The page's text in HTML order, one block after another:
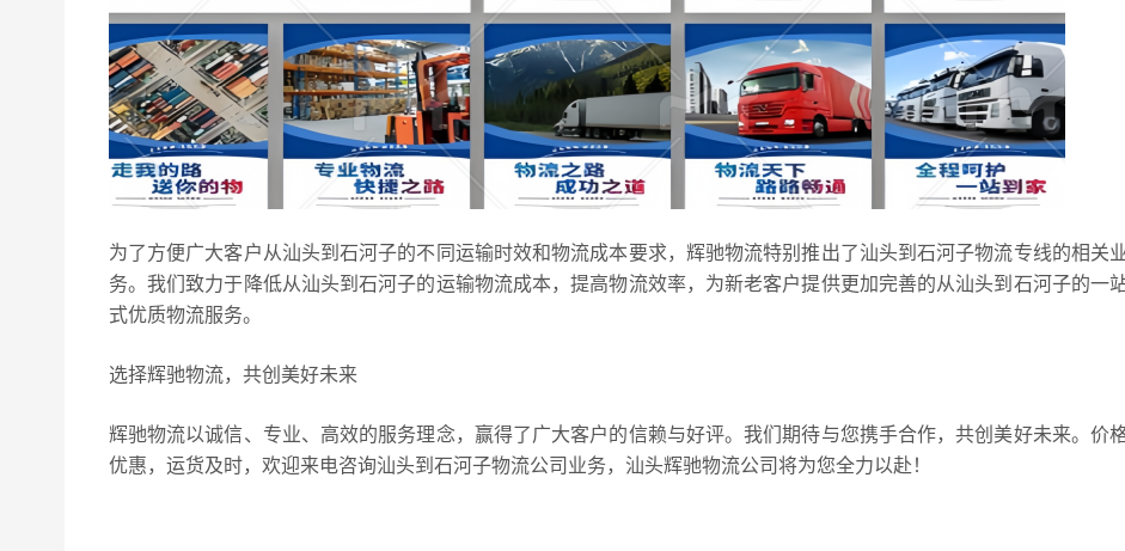
为了方便广大客户从汕头到石河子的不同运输时效和物流成本要求，辉驰物流特别推出了汕头到石河子物流专线的相关
务。我们致力于降低从汕头到石河子的运输物流成本，提高物流效率，为新老客户提供更加完善的从汕头到石河子的一
式优质物流服务。
选择辉驰物流，共创美好未来
辉驰物流以诚信、专业、高效的服务理念，赢得了广大客户的信赖与好评。我们期待与您携手合作，共创美好未来。价
优惠，运货及时，欢迎来电咨询汕头到石河子物流公司业务，汕头辉驰物流公司将为您全力以赴！